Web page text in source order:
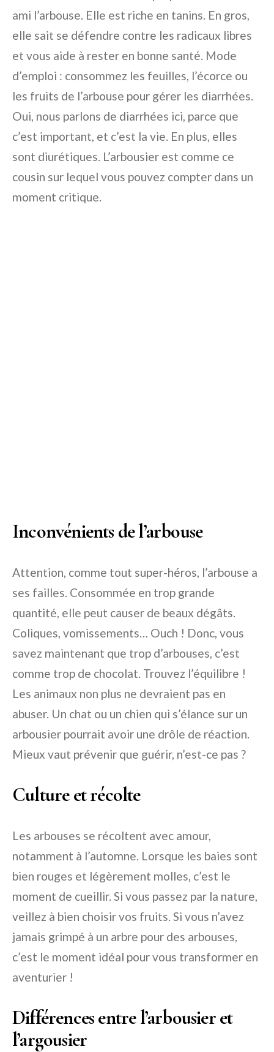
ami l’arbouse. Elle est riche en tanins. En gros,
elle sait se défendre contre les radicaux libres
et vous aide à rester en bonne santé. Mode
d’emploi : consommez les feuilles, l’écorce ou
les fruits de l’arbouse pour gérer les diarrhées.
Oui, nous parlons de diarrhées ici, parce que
c’est important, et c’est la vie. En plus, elles
sont diurétiques. L’arbousier est comme ce
cousin sur lequel vous pouvez compter dans un
moment critique.
Inconvénients de l’arbouse
Attention, comme tout super-héros, l’arbouse a
ses failles. Consommée en trop grande
quantité, elle peut causer de beaux dégâts.
Coliques, vomissements… Ouch ! Donc, vous
savez maintenant que trop d’arbouses, c’est
comme trop de chocolat. Trouvez l’équilibre !
Les animaux non plus ne devraient pas en
abuser. Un chat ou un chien qui s’élance sur un
arbousier pourrait avoir une drôle de réaction.
Mieux vaut prévenir que guérir, n’est-ce pas ?
Culture et récolte
Les arbouses se récoltent avec amour,
notamment à l’automne. Lorsque les baies sont
bien rouges et légèrement molles, c’est le
moment de cueillir. Si vous passez par la nature,
veillez à bien choisir vos fruits. Si vous n’avez
jamais grimpé à un arbre pour des arbouses,
c’est le moment idéal pour vous transformer en
aventurier !
Différences entre l’arbousier et
l’argousier